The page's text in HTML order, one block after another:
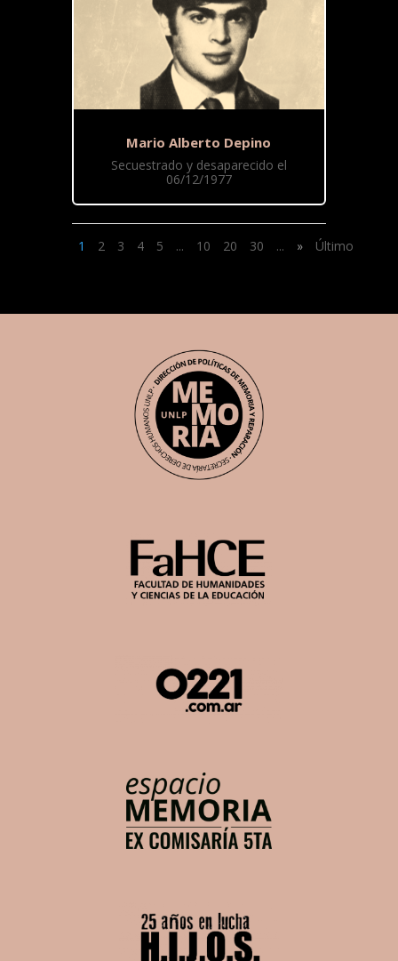
Mario Alberto Depino
Secuestrado y desaparecido el
06/12/1977
1 2 3 4 5 ... 10 20 30 ... » Último